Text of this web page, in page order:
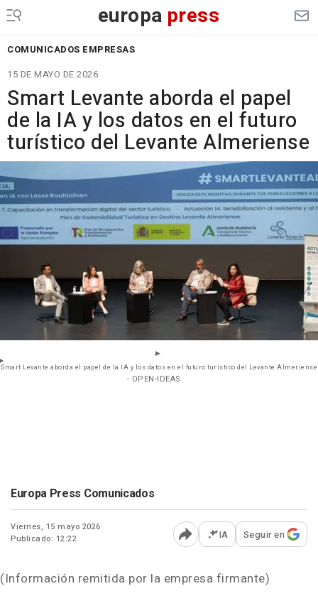
europa press
COMUNICADOS EMPRESAS
15 DE MAYO DE 2026
Smart Levante aborda el papel
de la IA y los datos en el futuro
turístico del Levante Almeriense
Smart Levante aborda el papel de la IA y los datos en el futuro turístico del Levante Almeriense
- OPEN-IDEAS
Europa Press Comunicados
Viernes, 15 mayo 2026
Publicado: 12:22
Abrir opciones para
IA Seguir en
(Información remitida por la empresa firmante)